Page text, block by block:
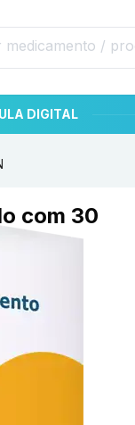
DIGITAL
com 30